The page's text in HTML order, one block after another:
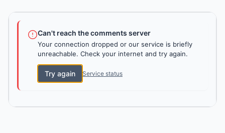
Can't reach the comments server
Your connection dropped or our service is briefly
unreachable. Check your internet and try again.
Try again Service status